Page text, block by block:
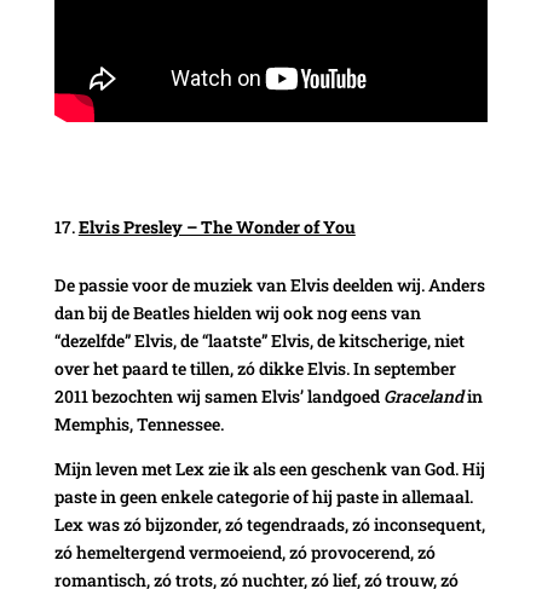
Elvis Presley – The Wonder of You
De passie voor de muziek van Elvis deelden wij. Anders
dan bij de Beatles hielden wij ook nog eens van
“dezelfde” Elvis, de “laatste” Elvis, de kitscherige, niet
over het paard te tillen, zó dikke Elvis. In september
2011 bezochten wij samen Elvis’ landgoed Gracelandin
Memphis, Tennessee.
Mijn leven met Lex zie ik als een geschenk van God. Hij
paste in geen enkele categorie of hij paste in allemaal.
Lex was zó bijzonder, zó tegendraads, zó inconsequent,
zó hemeltergend vermoeiend, zó provocerend, zó
romantisch, zó trots, zó nuchter, zó lief, zó trouw, zó